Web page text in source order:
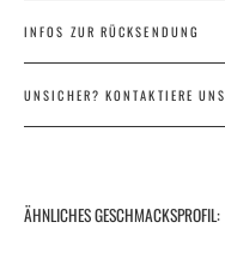
INFOS ZUR RÜCKSENDUNG
UNSICHER? KONTAKTIERE UNS
ÄHNLICHES GESCHMACKSPROFIL: